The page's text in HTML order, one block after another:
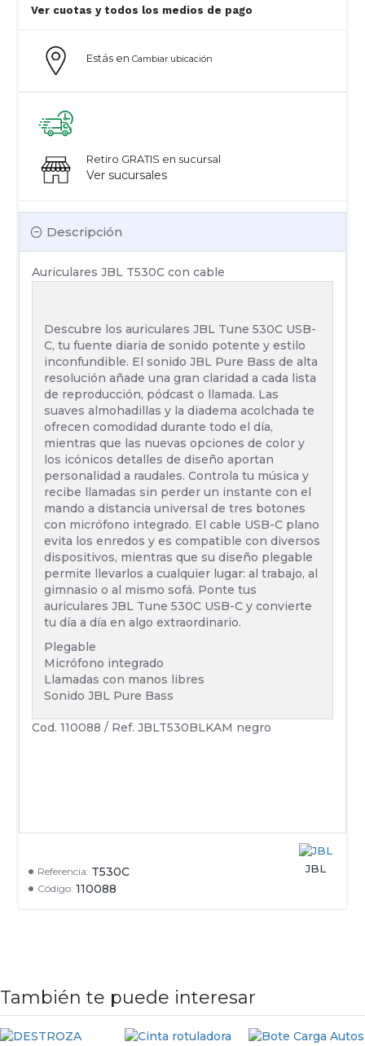
Referencia: T530C
Código: 110088
JBL
Descripción
Auriculares JBL T530C con cable
Descubre los auriculares JBL Tune 530C USB-
C, tu fuente diaria de sonido potente y estilo
inconfundible. El sonido JBL Pure Bass de alta
resolución añade una gran claridad a cada lista
de reproducción, pódcast o llamada. Las
suaves almohadillas y la diadema acolchada te
ofrecen comodidad durante todo el día,
mientras que las nuevas opciones de color y
los icónicos detalles de diseño aportan
personalidad a raudales. Controla tu música y
recibe llamadas sin perder un instante con el
mando a distancia universal de tres botones
con micrófono integrado. El cable USB-C plano
evita los enredos y es compatible con diversos
dispositivos, mientras que su diseño plegable
permite llevarlos a cualquier lugar: al trabajo, al
gimnasio o al mismo sofá. Ponte tus
auriculares JBL Tune 530C USB-C y convierte
tu día a día en algo extraordinario.
Plegable
Micrófono integrado
Llamadas con manos libres
Sonido JBL Pure Bass
Cod. 110088 / Ref. JBLT530BLKAM negro
Estás en Cambiar ubicación
Retiro GRATIS en sucursal
Ver sucursales
Ver cuotas y todos los medios de pago
También te puede interesar